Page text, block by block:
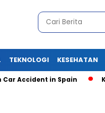
TEKNOLOGI KESEHATAN
in Spain